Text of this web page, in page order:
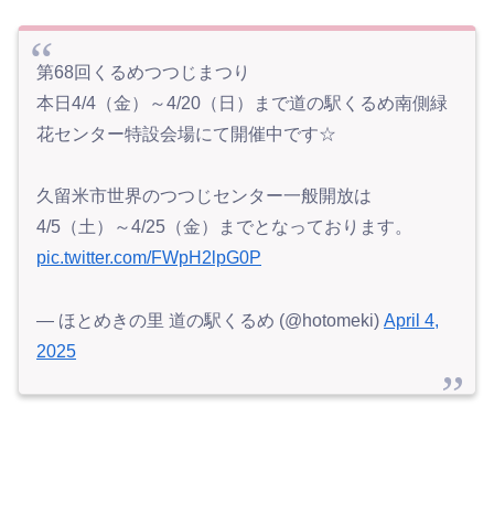
第68回くるめつつじまつり
本日4/4（金）～4/20（日）まで道の駅くるめ南側緑
花センター特設会場にて開催中です☆
久留米市世界のつつじセンター一般開放は
4/5（土）～4/25（金）までとなっております。
pic.twitter.com/FWpH2lpG0P
— ほとめきの里 道の駅くるめ (@hotomeki) April 4,
2025